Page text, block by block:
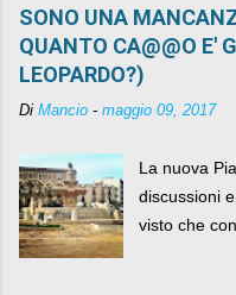
SONO UNA
QUANTO CA@@O E'
LEOPARDO?)
Di Mancio - maggio 09, 2017
La nuova
discussioni
visto che
sua